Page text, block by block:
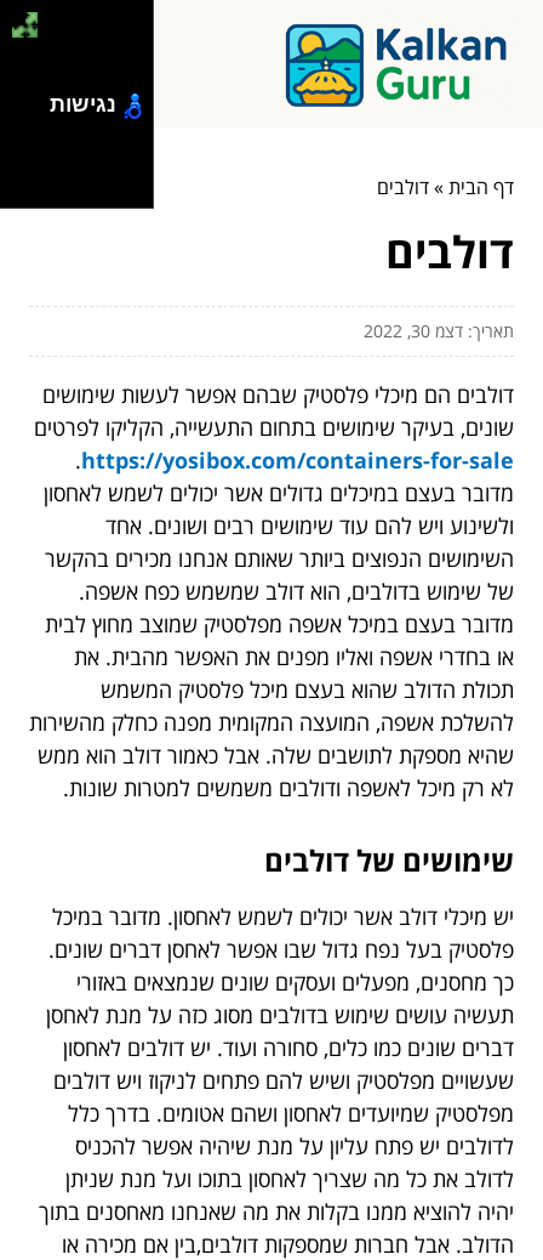
דף הבית»דולבים
דולבים
תאריך: דצמ 30, 2022
דולבים הם מיכלי פלסטיק שבהם אפשר לעשות שימושים
שונים, בעיקר שימושים בתחום התעשייה, הקליקו לפרטים
https://yosibox.com/containers-for-sale
.
מדובר בעצם במיכלים גדולים אשר יכולים לשמש לאחסון
ולשינוע ויש להם עוד שימושים רבים ושונים. אחד
השימושים הנפוצים ביותר שאותם אנחנו מכירים בהקשר
של שימוש בדולבים, הוא דולב שמשמש כפח אשפה.
מדובר בעצם במיכל אשפה מפלסטיק שמוצב מחוץ לבית
או בחדרי אשפה ואליו מפנים את האפשר מהבית. את
תכולת הדולב שהוא בעצם מיכל פלסטיק המשמש
להשלכת אשפה, המועצה המקומית מפנה כחלק מהשירות
שהיא מספקת לתושבים שלה. אבל כאמור דולב הוא ממש
לא רק מיכל לאשפה ודולבים משמשים למטרות שונות.
שימושים של דולבים
יש מיכלי דולב אשר יכולים לשמש לאחסון. מדובר במיכל
פלסטיק בעל נפח גדול שבו אפשר לאחסן דברים שונים.
כך מחסנים, מפעלים ועסקים שונים שנמצאים באזורי
תעשיה עושים שימוש בדולבים מסוג כזה על מנת לאחסן
דברים שונים כמו כלים, סחורה ועוד. יש דולבים לאחסון
שעשויים מפלסטיק ושיש להם פתחים לניקוז ויש דולבים
מפלסטיק שמיועדים לאחסון ושהם אטומים. בדרך כלל
לדולבים יש פתח עליון על מנת שיהיה אפשר להכניס
לדולב את כל מה שצריך לאחסון בתוכו ועל מנת שניתן
יהיה להוציא ממנו בקלות את מה שאנחנו מאחסנים בתוך
הדולב. אבל חברות שמספקות דולבים,בין אם מכירה או
נגישות